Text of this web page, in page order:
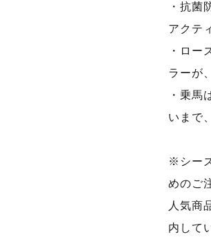
・抗菌
アクテ
・ロー
ラーが
・乗馬
いまで
※シー
めのご
人気商
内して